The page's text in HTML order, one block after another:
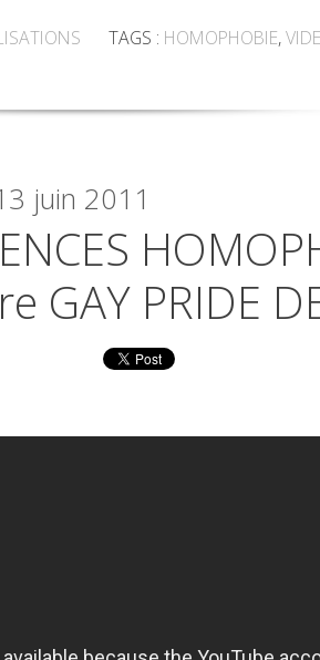
TAGS : HOMOPHOBIE,
juin 2011
GAY PRIDE